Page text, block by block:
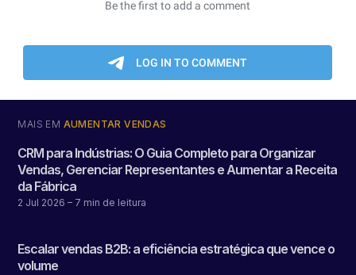
MAIS EM AUMENTAR VENDAS
CRM para Indústrias: O Guia Completo para Organizar
Vendas, Gerenciar Representantes e Aumentar a Receita
da Fábrica
2 Jul 2026 – 7 min de leitura
Escalar vendas B2B: a eficiência estratégica que vence o
volume